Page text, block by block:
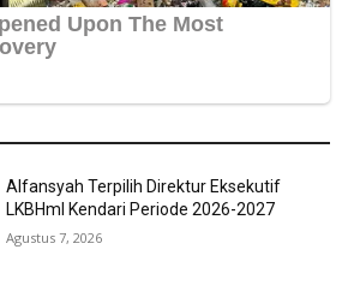
Alfansyah Terpilih Direktur Eksekutif
LKBHmI Kendari Periode 2026-2027
Agustus 7, 2026